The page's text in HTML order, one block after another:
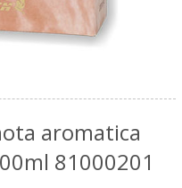
aromatica
81000201